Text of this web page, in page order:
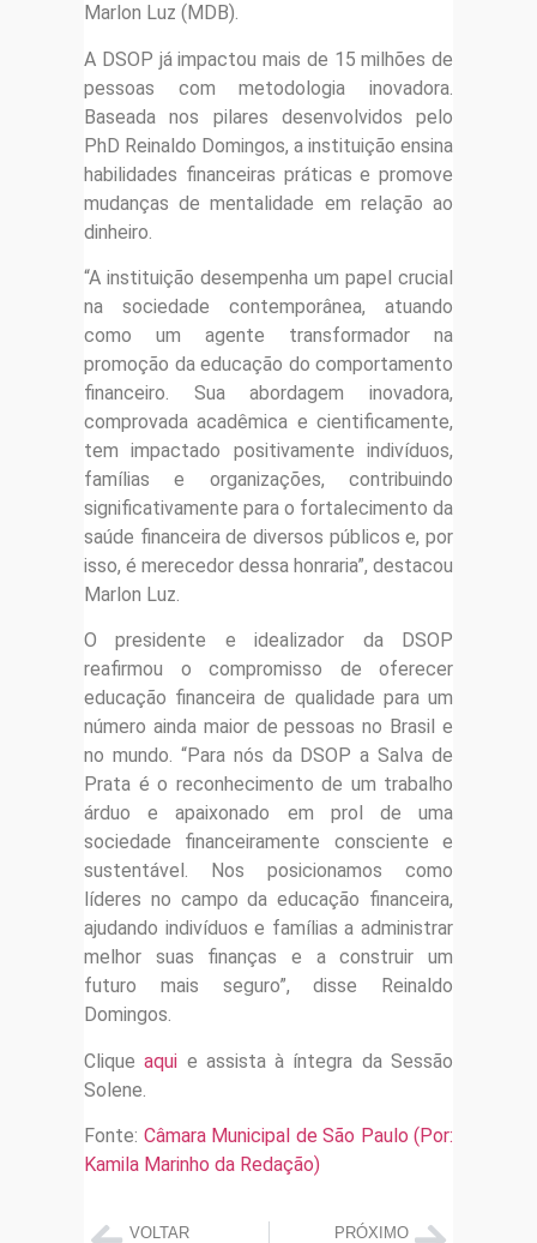
Marlon Luz (MDB).
A DSOP já impactou mais de 15 milhões de
pessoas com metodologia inovadora.
Baseada nos pilares desenvolvidos pelo
PhD Reinaldo Domingos, a instituição ensina
habilidades financeiras práticas e promove
mudanças de mentalidade em relação ao
dinheiro.
“A instituição desempenha um papel crucial
na sociedade contemporânea, atuando
como um agente transformador na
promoção da educação do comportamento
financeiro. Sua abordagem inovadora,
comprovada acadêmica e cientificamente,
tem impactado positivamente indivíduos,
famílias e organizações, contribuindo
significativamente para o fortalecimento da
saúde financeira de diversos públicos e, por
isso, é merecedor dessa honraria”, destacou
Marlon Luz.
O presidente e idealizador da DSOP
reafirmou o compromisso de oferecer
educação financeira de qualidade para um
número ainda maior de pessoas no Brasil e
no mundo. “Para nós da DSOP a Salva de
Prata é o reconhecimento de um trabalho
árduo e apaixonado em prol de uma
sociedade financeiramente consciente e
sustentável. Nos posicionamos como
líderes no campo da educação financeira,
ajudando indivíduos e famílias a administrar
melhor suas finanças e a construir um
futuro mais seguro”, disse Reinaldo
Domingos.
Cliqueaqui e assista à íntegra da Sessão
Solene.
Fonte: Câmara Municipal de São Paulo (Por:
Kamila Marinho da Redação)
VOLTAR PRÓXIMO